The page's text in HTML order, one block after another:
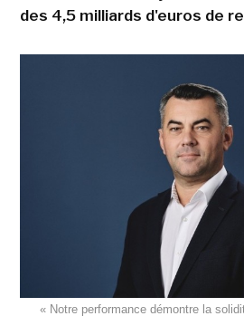
des 4,5 milliards d'euros de
« Notre performance démontre la